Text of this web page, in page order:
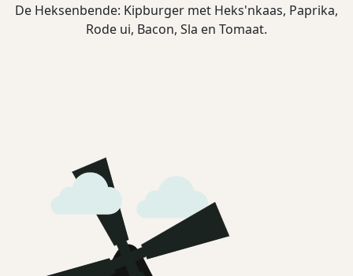
De Heksenbende: Kipburger met Heks'nkaas, Paprika,
Rode ui, Bacon, Sla en Tomaat.